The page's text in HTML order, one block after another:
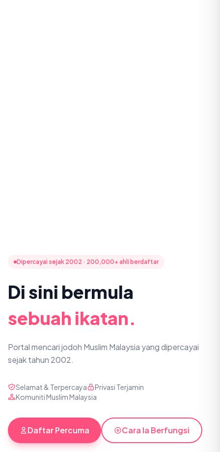
Dipercayai sejak 2002 · 200,000+ ahli berdaftar
Di sini bermula
sebuah ikatan.
Portal mencari jodoh Muslim Malaysia yang dipercayai
sejak tahun 2002.
Selamat & Terpercaya
Privasi Terjamin
Komuniti Muslim Malaysia
Daftar Percuma Cara Ia Berfungsi